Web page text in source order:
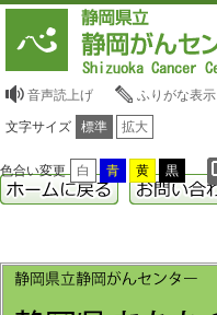
音声読上げ ふりがな表示
文字サイズ 標準 拡大
色合い変更 白 青 黄 黒